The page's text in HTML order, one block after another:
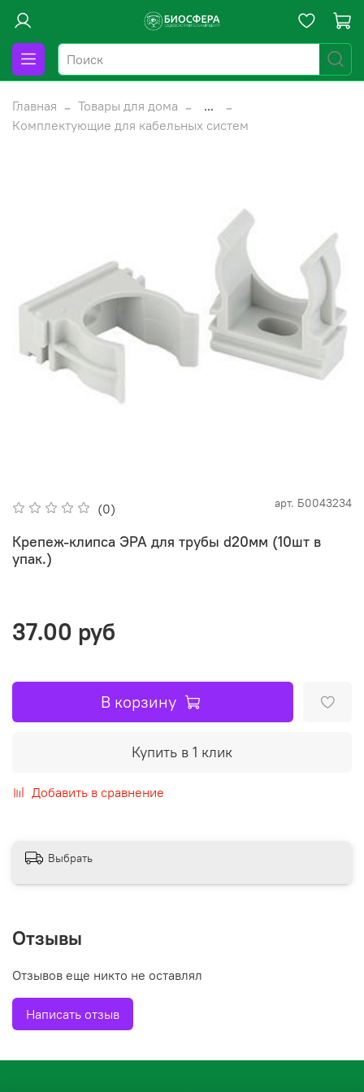
Главная Товары для дома
...
Комплектующие для кабельных систем
(0) арт. Б0043234
Крепеж-клипса ЭРА для трубы d20мм (10шт в
упак.)
37.00 руб
В корзину
Купить в 1 клик
Добавить в сравнение
Выбрать
Отзывы
Отзывов еще никто не оставлял
Написать отзыв